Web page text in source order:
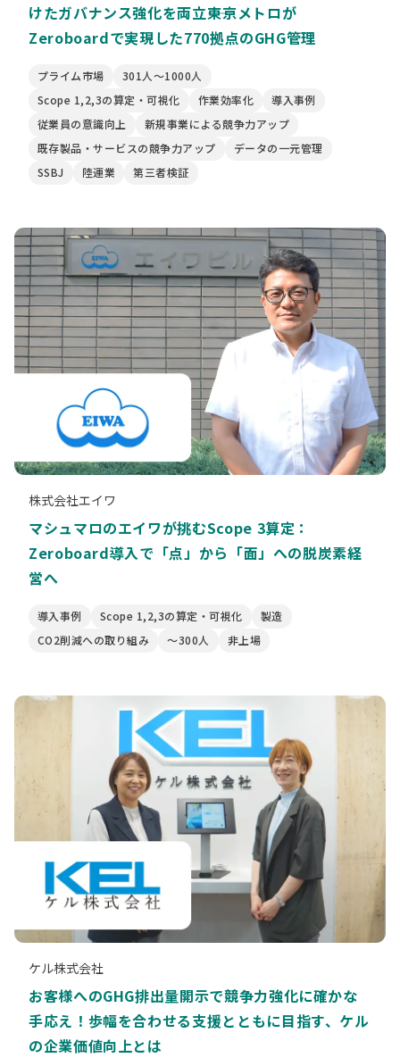
けたガバナンス強化を両立――東京メトロが
Zeroboardで実現した770拠点のGHG管理
プライム市場
301人〜1000人
Scope 1,2,3の算定・可視化
作業効率化
導入事例
従業員の意識向上
新規事業による競争力アップ
既存製品・サービスの競争力アップ
データの一元管理
SSBJ
陸運業 第三者検証
株式会社エイワ
マシュマロのエイワが挑むScope 3算定：
Zeroboard導入で「点」から「面」への脱炭素経
営へ
導入事例 Scope 1,2,3の算定・可視化
製造
CO2削減への取り組み
〜300人 非上場
ケル株式会社
お客様へのGHG排出量開示で競争力強化に確かな
手応え！歩幅を合わせる支援とともに目指す、ケル
の企業価値向上とは